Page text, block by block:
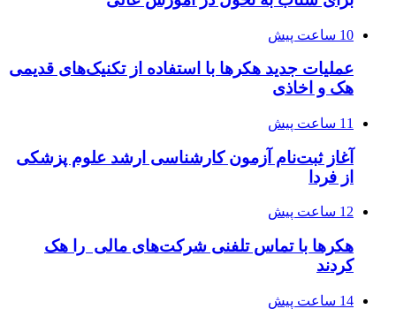
10 ساعت پیش
عملیات جدید هکرها با استفاده از تکنیک‌های قدیمی
هک و اخاذی
11 ساعت پیش
آغاز ثبت‌نام‌ آزمون کارشناسی ارشد علوم پزشکی
از فردا
12 ساعت پیش
هکرها با تماس تلفنی شرکت‌های مالی را هک
کردند
14 ساعت پیش